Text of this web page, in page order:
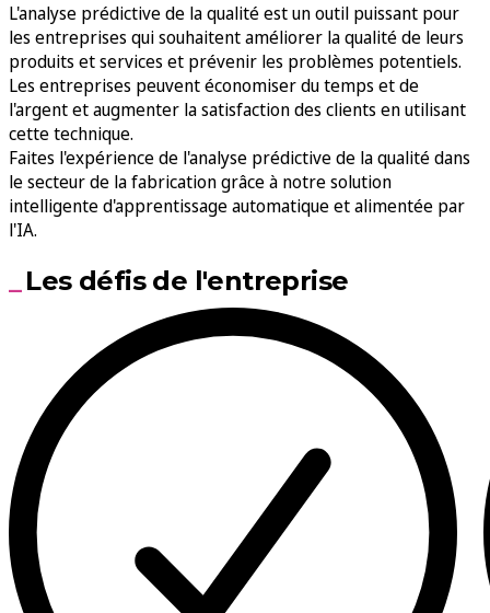
L'analyse prédictive de la qualité est un outil puissant pour
les entreprises qui souhaitent améliorer la qualité de leurs
produits et services et prévenir les problèmes potentiels.
Les entreprises peuvent économiser du temps et de
l'argent et augmenter la satisfaction des clients en utilisant
cette technique.
Faites l'expérience de l'analyse prédictive de la qualité dans
le secteur de la fabrication grâce à notre solution
intelligente d'apprentissage automatique et alimentée par
l'IA.
Les défis de l'entreprise